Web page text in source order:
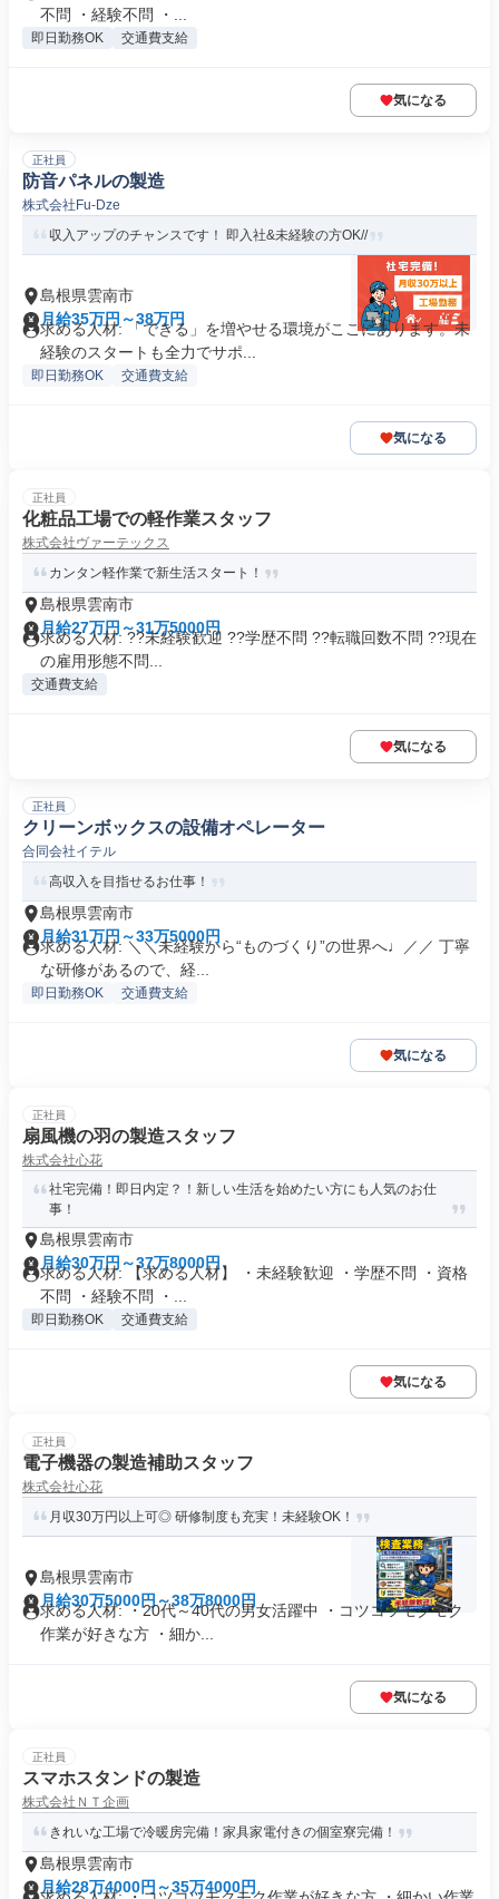
不問 ・経験不問 ・...
即日勤務OK 交通費支給
気になる
正社員
防音パネルの製造
株式会社Fu-Dze
収入アップのチャンスです！ 即入社&未経験の方OK//
島根県雲南市
月給35万円～38万円
求める人材: 「できる」を増やせる環境がここにあります。未
経験のスタートも全力でサポ...
即日勤務OK 交通費支給
気になる
正社員
化粧品工場での軽作業スタッフ
株式会社ヴァーテックス
カンタン軽作業で新生活スタート！
島根県雲南市
月給27万円～31万5000円
求める人材: ??未経験歓迎 ??学歴不問 ??転職回数不問 ??現在
の雇用形態不問...
交通費支給
気になる
正社員
クリーンボックスの設備オペレーター
合同会社イテル
高収入を目指せるお仕事！
島根県雲南市
月給31万円～33万5000円
求める人材: ＼＼未経験から“ものづくり”の世界へ♩／／ 丁寧
な研修があるので、経...
即日勤務OK 交通費支給
気になる
正社員
扇風機の羽の製造スタッフ
株式会社心花
社宅完備！即日内定？！新しい生活を始めたい方にも人気のお仕
事！
島根県雲南市
月給30万円～37万8000円
求める人材: 【求める人材】 ・未経験歓迎 ・学歴不問 ・資格
不問 ・経験不問 ・...
即日勤務OK 交通費支給
気になる
正社員
電子機器の製造補助スタッフ
株式会社心花
月収30万円以上可◎ 研修制度も充実！未経験OK！
島根県雲南市
月給30万5000円～38万8000円
求める人材: ・20代～40代の男女活躍中 ・コツコツモクモク
作業が好きな方 ・細か...
気になる
正社員
スマホスタンドの製造
株式会社ＮＴ企画
きれいな工場で冷暖房完備！家具家電付きの個室寮完備！
島根県雲南市
月給28万4000円～35万4000円